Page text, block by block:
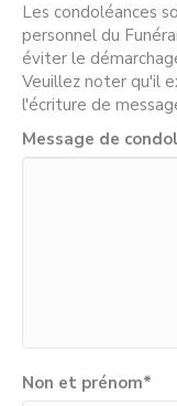
Les condoléances
personnel du
éviter le
Veuillez noter qu'il
l'écriture de
Message de
Non et prénom*